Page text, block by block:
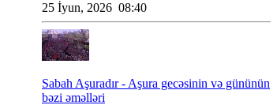
25 İyun, 2026 08:40
Sabah Aşuradır - Aşura gecəsinin və gününün
bəzi əməlləri